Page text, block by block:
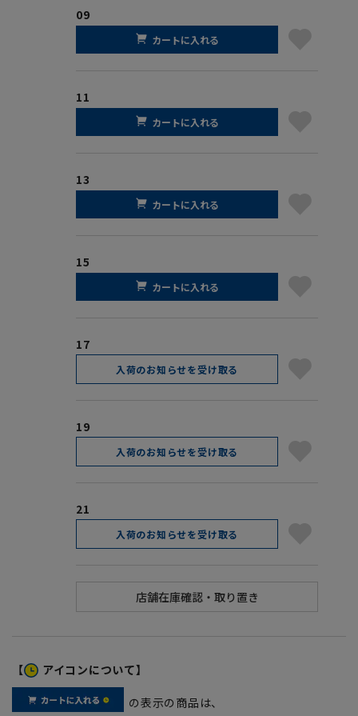
09
カートに入れる
11
カートに入れる
13
カートに入れる
15
カートに入れる
17
入荷のお知らせを受け取る
19
入荷のお知らせを受け取る
21
入荷のお知らせを受け取る
【 アイコンについて】
の表示の商品は、